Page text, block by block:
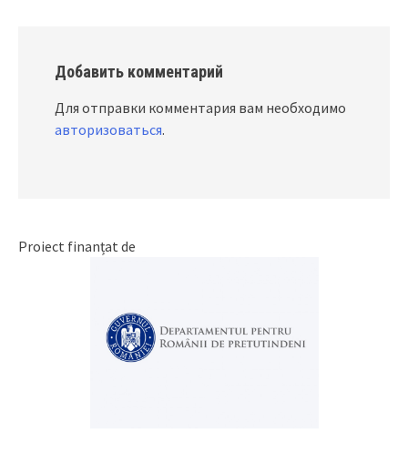
Добавить комментарий
Для отправки комментария вам необходимо
авторизоваться.
Proiect finanțat de